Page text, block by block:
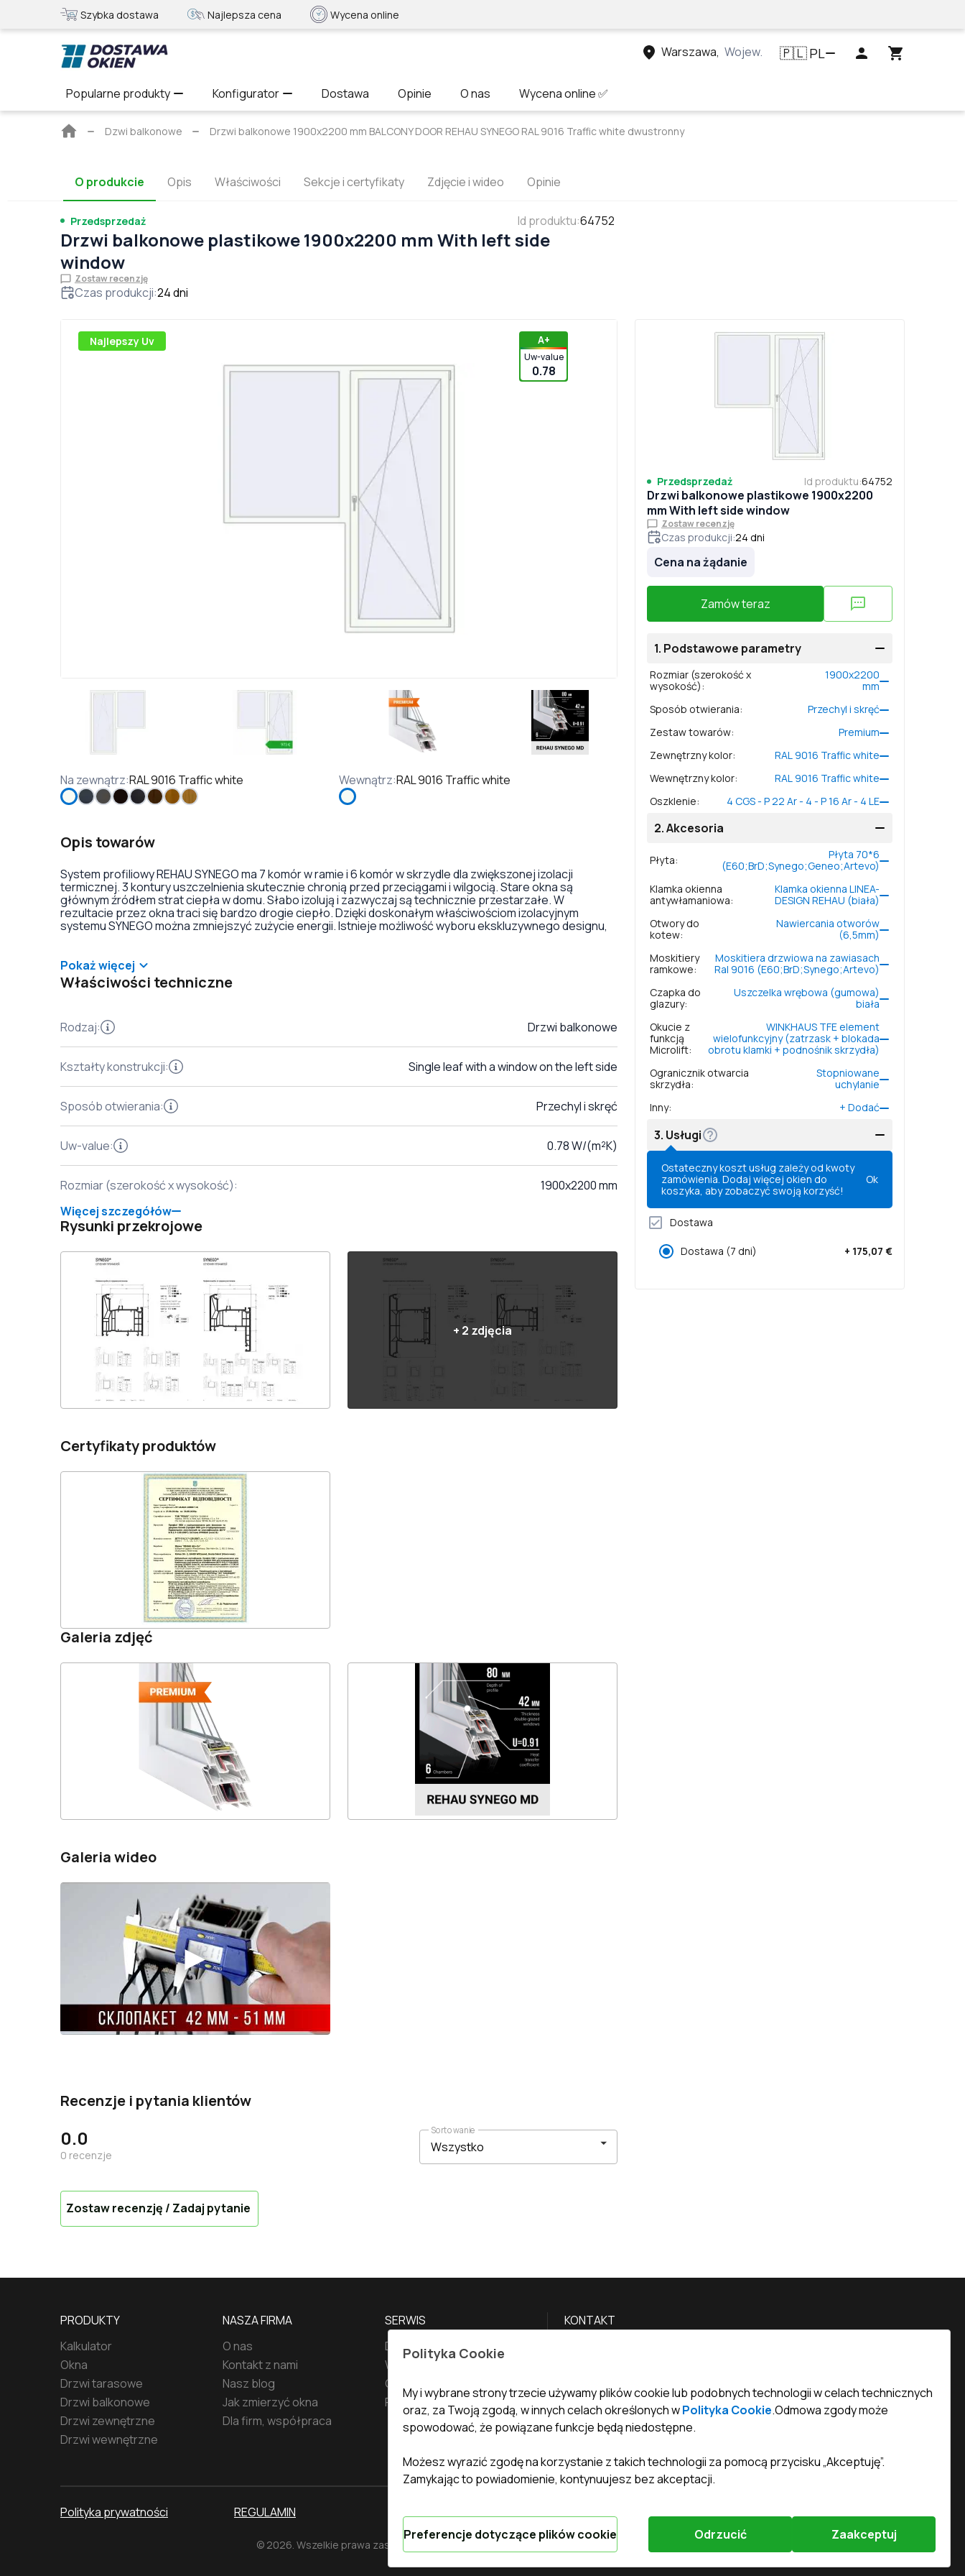
Szybka dostawa Najlepsza cena Wycena online
Warszawa, Województwo mazowieckie, Polska
🇵🇱PL
Popularne produkty Konfigurator Dostawa Opinie O nas Wycena online ✅
Strona
Dzwi balkonowe Drzwi balkonowe 1900x2200 mm BALCONY DOOR REHAU SYNEGO RAL 9016 Traffic white dwustronny
O produkcie Opis Właściwości Sekcje i certyfikaty Zdjęcie i wideo Opinie
Przedsprzedaż Id produktu:64752
Drzwi balkonowe plastikowe 1900x2200 mm With left side
window
Zostaw recenzję
Czas produkcji:24dni
Najlepszy Uv А+
Uw-value
0.78
Na zewnątrz:RAL 9016 Traffic white Wewnątrz:RAL 9016 Traffic white
Opis towarów
System profiliowy REHAU SYNEGO ma 7 komór w ramie i 6 komór w skrzydle dla zwiększonej izolacji
termicznej. 3 kontury uszczelnienia skutecznie chronią przed przeciągami i wilgocią. Stare okna są
głównym źródłem strat ciepła w domu. Słabo izolują i zazwyczaj są technicznie przestarzałe. W
rezultacie przez okna traci się bardzo drogie ciepło. Dzięki doskonałym właściwościom izolacyjnym
systemu SYNEGO można zmniejszyć zużycie energii. Istnieje możliwość wyboru ekskluzywnego designu,
zawiasach.
Pokaż więcej
Właściwości techniczne
Rodzaj: Drzwi balkonowe
Kształty konstrukcji: Single leaf with a window on the left side
Sposób otwierania: Przechyl i skręć
Uw-value: 0.78 W/(m²K)
Rozmiar (szerokość x wysokość):
1900x2200 mm
Więcej szczegółów
Rysunki przekrojowe
+ 2 zdjęcia
Certyfikaty produktów
Galeria zdjęć
Galeria wideo
Recenzje i pytania klientów
0.0
0 recenzje
Sortowanie
Zostaw recenzję / Zadaj pytanie
Przedsprzedaż Id produktu:64752
Drzwi balkonowe plastikowe 1900x2200
mm With left side window
Zostaw recenzję
Czas produkcji:24 dni
Cena na żądanie
Zamów teraz
1. Podstawowe parametry
Rozmiar (szerokość x
wysokość):
1900x2200
mm
Sposób otwierania:
Przechyl i skręć
Zestaw towarów:
Premium
Zewnętrzny kolor:
RAL 9016 Traffic white
Wewnętrzny kolor:
RAL 9016 Traffic white
Oszklenie: 4 CGS - P 22 Ar - 4 - P 16 Ar - 4 LE
2.Akcesoria
Płyta:
Płyta 70*6
(E60;BrD;Synego;Geneo;Artevo)
Klamka okienna
antywłamaniowa:
Klamka okienna LINEA-
DESIGN REHAU (biała)
Otwory do
kotew:
Nawiercania otworów
(6,5mm)
Moskitiery
ramkowe:
Moskitiera drzwiowa na zawiasach
Ral 9016 (Е60;BrD;Synego;Artevo)
Czapka do
glazury:
Uszczelka wrębowa (gumowa)
biała
Okucie z
funkcją
Microlift:
WINKHAUS TFE element
wielofunkcyjny (zatrzask + blokada
obrotu klamki + podnośnik skrzydła)
Ogranicznik otwarcia
skrzydła:
Stopniowane
uchylanie
Inny: + Dodać
3. Usługi
Ostateczny koszt usług zależy od kwoty
zamówienia. Dodaj więcej okien do
koszyka, aby zobaczyć swoją korzyść!
Ok
Dostawa
Dostawa (7 dni) + 175,07 €
PRODUKTY
Kalkulator
Okna
Drzwi tarasowe
Drzwi balkonowe
Drzwi zewnętrzne
Drzwi wewnętrzne
NASZA FIRMA
O nas
Kontakt z nami
Nasz blog
Jak zmierzyć okna
Dla firm, współpraca
SERWIS
Dostawa i płatność
Warunki zwrotu towarów
Gwarancja
Polityka prywatności
KONTAKT
undefined(undefined)
info@toptechnik.com.pl
Polityka prywatności REGULAMIN
© 2026 Wszelkie prawa zastrzeżone Obsługiwany przez
Polityka Cookie
My i wybrane strony trzecie używamy plików cookie lub podobnych technologii w celach technicznych
oraz, za Twoją zgodą, w innych celach określonych wPolityka Cookie.Odmowa zgody może
spowodować, że powiązane funkcje będą niedostępne.
Możesz wyrazić zgodę na korzystanie z takich technologii za pomocą przycisku „Akceptuję”.
Zamykając to powiadomienie, kontynuujesz bez akceptacji.
Odrzucić Zaakceptuj
Preferencje dotyczące plików cookie